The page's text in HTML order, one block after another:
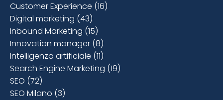
Customer Experience (16)
Digital marketing (43)
Inbound Marketing (15)
Innovation manager (8)
Intelligenza artificiale (11)
Search Engine Marketing (19)
SEO (72)
SEO Milano (3)